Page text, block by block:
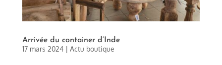
Arrivée du container d’Inde
17 mars 2024| Actu boutique